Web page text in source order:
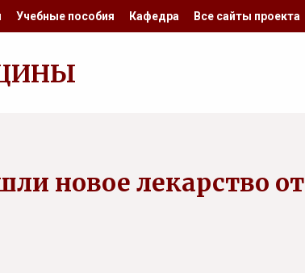
Учебные пособия Кафедра Все сайты проекта
новое лекарство от